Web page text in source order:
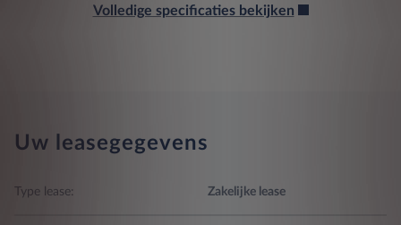
Volledige specificaties bekijken
Uw leasegegevens
Type lease: Zakelijke lease